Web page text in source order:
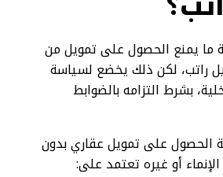
ما يمنع الحصول على تمويل من
راتب، لكن ذلك يخضع لسياسة
بشرط التزامه بالضوابط
الحصول على تمويل عقاري بدون
أو غيره تعتمد على: